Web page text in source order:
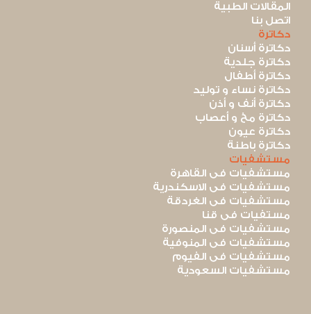
المقالات الطبية
اتصل بنا
دكاترة
دكاترة أسنان
دكاترة جلدية
دكاترة أطفال
دكاترة نساء و توليد
دكاترة أنف و أذن
دكاترة مخ و أعصاب
دكاترة عيون
دكاترة باطنة
مستشفيات
مستشفيات فى القاهرة
مستشفيات فى الاسكندرية
مستشفيات فى الغردقة
مستفيات فى قنا
مستشفيات فى المنصورة
مستشفيات فى المنوفية
مستشفيات فى الفيوم
مستشفيات السعودية